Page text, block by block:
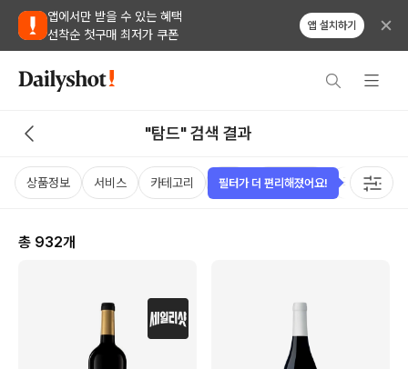
앱에서만 받을 수 있는 혜택
선착순 첫구매 최저가 쿠폰
앱 설치하기
"탐드" 검색 결과
상품정보 서비스 카테고리 가격 비비노점수 국가 용량
총 932개
필터가 더 편리해졌어요!